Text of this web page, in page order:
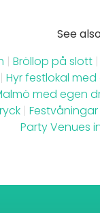
See
| Bröllop på slott |
| Hyr festlokal
med egen
|
Party Venues